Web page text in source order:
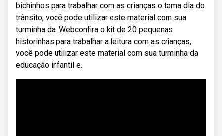
bichinhos para trabalhar com as crianças o tema dia do
trânsito, você pode utilizar este material com sua
turminha da. Webconfira o kit de 20 pequenas
historinhas para trabalhar a leitura com as crianças,
você pode utilizar este material com sua turminha da
educação infantil e.